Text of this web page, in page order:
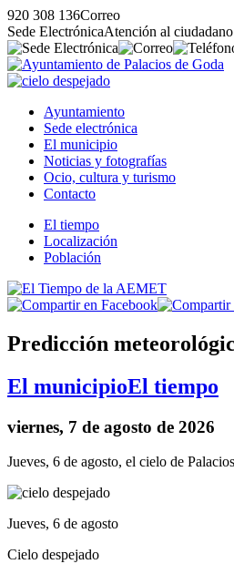
920 308 136Correo
Sede ElectrónicaAtención al ciudadano
Ayuntamiento
Sede electrónica
El municipio
Noticias y fotografías
Ocio, cultura y turismo
Contacto
El tiempo
Localización
Población
Predicción
El municipioEl tiempo
viernes, 7 de agosto de 2026
Jueves, 6 de agosto, el cielo de
Jueves, 6 de agosto
Cielo despejado